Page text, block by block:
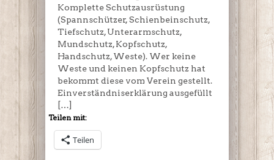
Komplette Schutzausrüstung
(Spannschützer, Schienbeinschutz,
Tiefschutz, Unterarmschutz,
Mundschutz, Kopfschutz,
Handschutz, Weste). Wer keine
Weste und keinen Kopfschutz hat
bekommt diese vom Verein gestellt.
Einverständniserklärung ausgefüllt
[…]
Teilen mit:
Teilen